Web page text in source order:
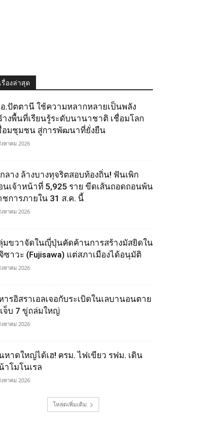
เรื่องล่าสุด
.ปัตตานี ใช้ความหลากหลายเป็นพลัง
างพื้นที่เรียนรู้ระดับนานาชาติ เชื่อมโลก
อมชุมชน สู่การพัฒนาที่ยั่งยืน
หาคม 2026
ลาง ล้างบางทุจริตสอบท้องถิ่น! ฟันเพิก
นเจ้าหน้าที่ 5,925 ราย ขีดเส้นถอดถอนพ้น
ชการภายใน 31 ส.ค. นี้
หาคม 2026
มขวาจัดในญุี่ปุ่นคัดค้านการสร้างมัสยิดใน
ซาวะ (Fujisawa) แต่สภาเมืองได้อนุมัติ
หาคม 2026
ารอิสราเอลเจอกับระเบิดในเลบานอนตาย
จ็บ 7 ขู่ถล่มใหญ่
หาคม 2026
หาดใหญ่ได้เฮ! ครม. ไฟเขียว รฟม. เดิน
าโมโนเรล
หาคม 2026
โหลดเพิ่มเติม